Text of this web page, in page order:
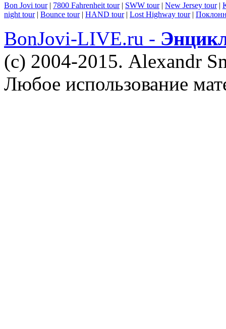
Bon Jovi tour| 7800 Fahrenheit tour| SWW tour| New Jersey tour|
night tour| Bounce tour| HAND tour| Lost Highway tour|
BonJovi-LIVE.ru -
(c) 2004-2015. Alexandr
Любое использование